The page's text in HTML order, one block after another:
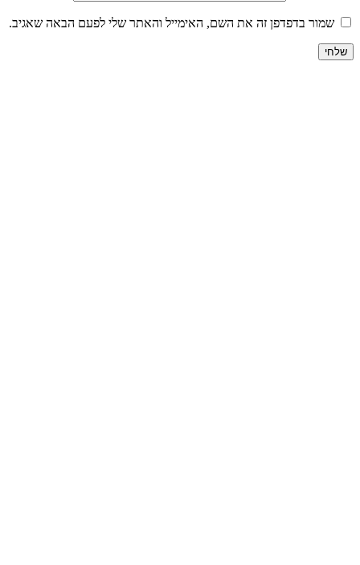
שמור בדפדפן זה את השם, האימייל והאתר שלי לפעם הבאה שאגיב.